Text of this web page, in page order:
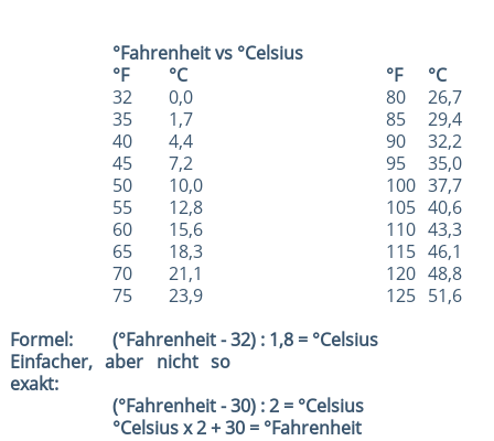
°Fahrenheit vs °Celsius
°F
°C °F
°C
32
0,0 80
26,7
35
1,7 85
29,4
40
4,4 90
32,2
45
7,2 95
35,0
50
10,0 100 37,7
55
12,8 105 40,6
60
15,6 110 43,3
65
18,3 115 46,1
70
21,1 120 48,8
75
23,9 125 51,6
Formel:
(°Fahrenheit - 32) : 1,8 = °Celsius
Einfacher, aber nicht so
exakt:
(°Fahrenheit - 30) : 2 = °Celsius
°Celsius x 2 + 30 = °Fahrenheit